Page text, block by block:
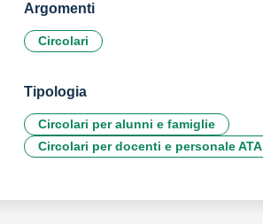
Argomenti
Circolari
Tipologia
Circolari per alunni e famiglie
Circolari per docenti e personale ATA